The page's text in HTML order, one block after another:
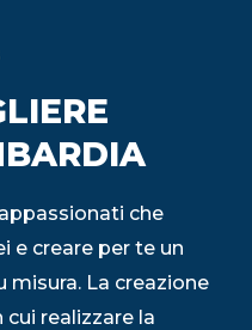
che
e creare per te un
misura. La creazione
realizzare la